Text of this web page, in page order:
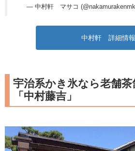
— 中村軒 マサコ
中村軒 詳細情報
宇治系かき氷なら老舗
「中村藤吉」